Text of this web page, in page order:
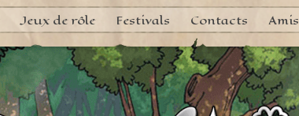
Jeux de rôle Festivals Contacts Amis